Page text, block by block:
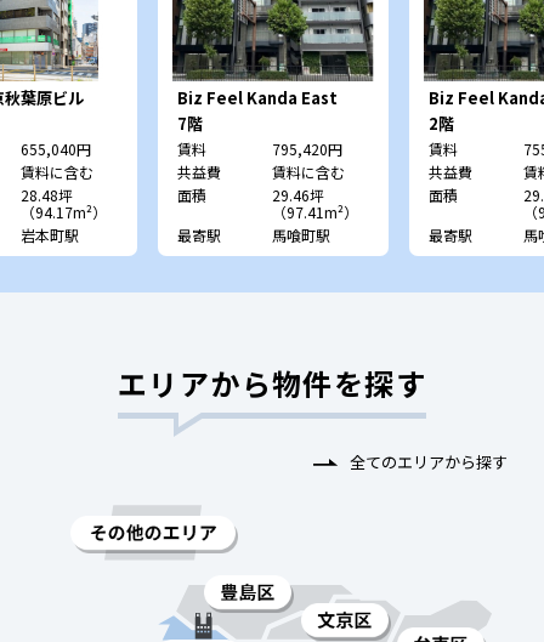
葉原ビル
655,040円
賃料に含む
28.48坪
（94.17m²）
岩本町駅
Biz Feel Kanda East
（旧：フォーライフオフィ
ス東神田ビル）
7階
賃料
795,420円
共益費
賃料に含む
面積
29.46坪
（97.41m²）
最寄駅
馬喰町駅
Biz Feel
（旧：フォー
ス東神田ビル）
2階
賃料
共益費
賃
面積
最寄駅
馬
エリアから物件を探す
全てのエリアから探す